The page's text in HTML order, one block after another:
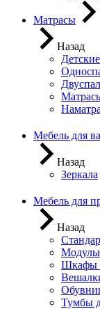
Матрасы
Назад
Мебель для
Назад
Зеркала
Мебель для
Назад
Шкафы
Тумбы